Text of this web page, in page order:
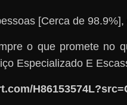
[Cerca de
o que promete no
Especializado E